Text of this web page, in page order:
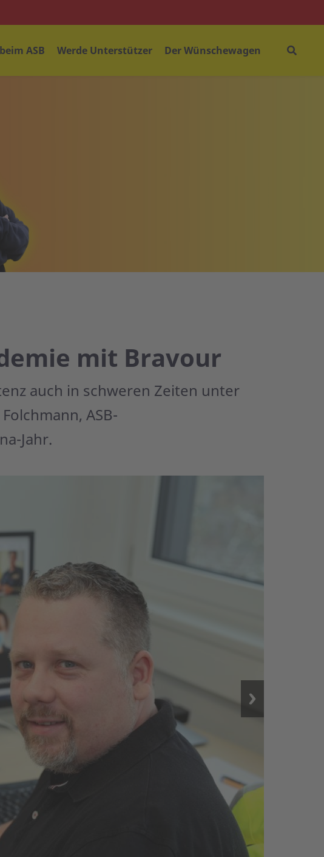
ASB Werde Unterstützer Der Wünschewagen
mit Bravour
auch in schweren Zeiten unter
ASB-
Jahr.